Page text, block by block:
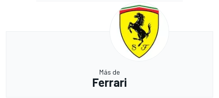
Más de
Ferrari